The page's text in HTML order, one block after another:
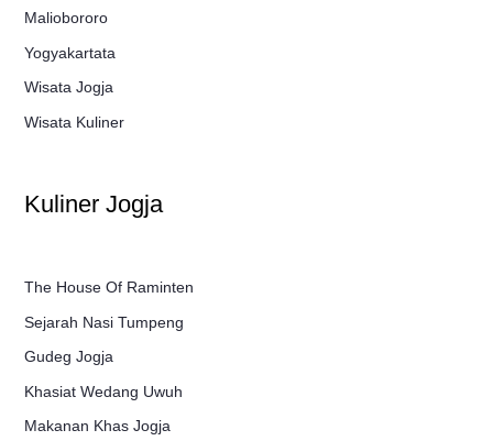
Maliobororo
Yogyakartata
Wisata Jogja
Wisata Kuliner
Kuliner Jogja
The House Of Raminten
Sejarah Nasi Tumpeng
Gudeg Jogja
Khasiat Wedang Uwuh
Makanan Khas Jogja